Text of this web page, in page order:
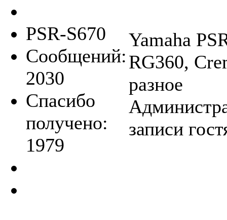
PSR-S670
Сообщений:
2030
Спасибо
получено:
1979
Yamaha
RG360,
разное
записи